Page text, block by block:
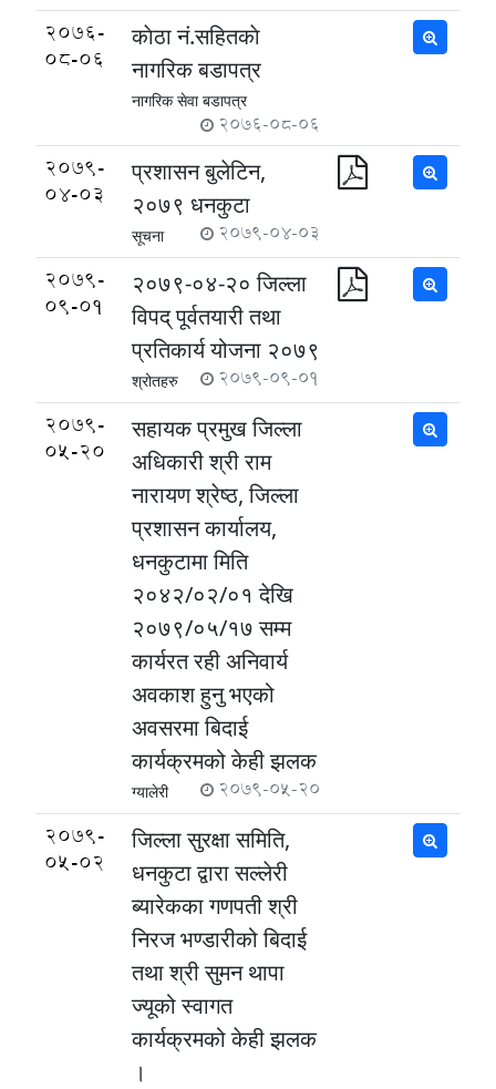
2076-
08-06
काेठा नं.सहितकाे
नागरिक बडापत्र
नागरिक सेवा बडापत्र
2076-08-06
2079-
04-03
प्रशासन बुलेटिन,
२०७९ धनकुटा
सूचना 2079-04-03
2079-
09-01
२०७९-०४-२० जिल्ला
विपद् पूर्वतयारी तथा
प्रतिकार्य योजना २०७९
श्रोतहरु 2079-09-01
2079-
05-20
सहायक प्रमुख जिल्ला
अधिकारी श्री राम
नारायण श्रेष्ठ, जिल्ला
प्रशासन कार्यालय,
धनकुटामा मिति
२०४२/०२/०१ देखि
२०७९/०५/१७ सम्म
कार्यरत रही अनिवार्य
अवकाश हुनु भएको
अवसरमा बिदाई
कार्यक्रमको केही झलक
ग्यालेरी 2079-05-20
2079-
05-02
जिल्ला सुरक्षा समिति,
धनकुटा द्वारा सल्लेरी
ब्यारेकका गणपती श्री
निरज भण्डारीको बिदाई
तथा श्री सुमन थापा
ज्यूको स्वागत
कार्यक्रमको केही झलक
।